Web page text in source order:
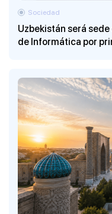
Uzbekistán será
de Informática por
Sociedad